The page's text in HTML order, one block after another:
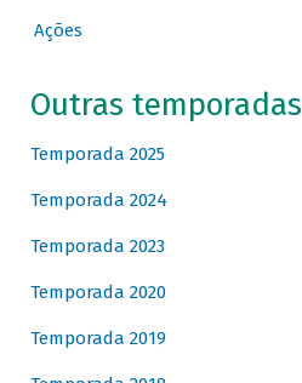
Ações
Outras temporadas
Temporada 2025
Temporada 2024
Temporada 2023
Temporada 2020
Temporada 2019